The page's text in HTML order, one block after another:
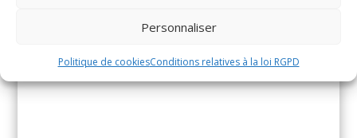
Personnaliser
Politique de cookiesConditions relatives à la loi RGPD